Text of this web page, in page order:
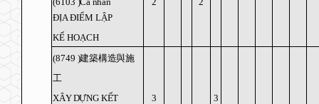
ĐỊAĐIỂM LẬP
KẾ HOẠCH
(8749 )建築構造與施
工
XÂY DỰNG KẾT
3 3